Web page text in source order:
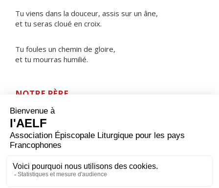
Tu viens dans la douceur, assis sur un âne,
et tu seras cloué en croix.
Tu foules un chemin de gloire,
et tu mourras humilié.
NOTRE PÈRE
ORAISON
Dieu éternel et tout-puissant, pour montrer au genre
humain quel abaissement il doit imiter, tu as voulu que
notre Sauveur, dans un corps semblable au nôtre,
de retenir les enseignements de sa passion et d’avoir
part à sa résurrection. Lui qui règne.